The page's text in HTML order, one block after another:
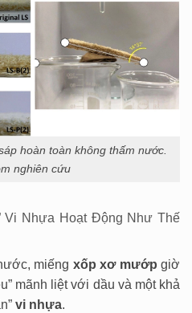
hoàn toàn không thấm nước.
nghiên cứu
Vi Nhựa Hoạt Động Như Thế
miếng xốp xơ mướp giờ
mãnh liệt với dầu và một khả
vi nhựa.